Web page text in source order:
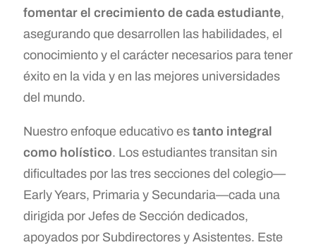
fomentar el crecimiento de cada estudiante,
asegurando que desarrollen las habilidades, el
conocimiento y el carácter necesarios para tener
éxito en la vida y en las mejores universidades
del mundo.
Nuestro enfoque educativo es tanto integral
como holístico. Los estudiantes transitan sin
dificultades por las tres secciones del colegio—
Early Years, Primaria y Secundaria—cada una
dirigida por Jefes de Sección dedicados,
apoyados por Subdirectores y Asistentes. Este